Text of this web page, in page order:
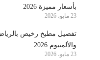
بأسعار مميزة 2026
23 مايو، 2026
تفصيل مطبخ رخيص
والألمنيوم 2026
23 مايو، 2026